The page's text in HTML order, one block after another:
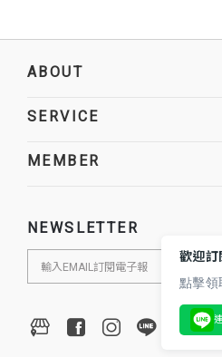
ABOUT
SERVICE
MEMBER
NEWSLETTER
歡迎訂
點擊